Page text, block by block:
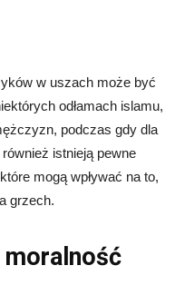
w uszach może być
odłamach islamu,
podczas gdy dla
istnieją pewne
mogą wpływać na to,
grzech.
moralność